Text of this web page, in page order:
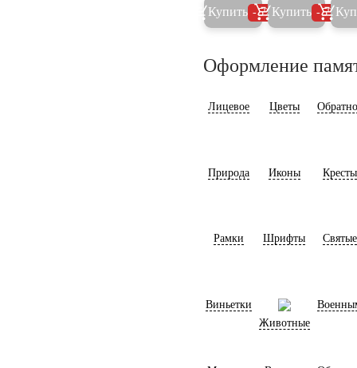
Купить 5%Купить 5%
Оформление
Лицевое Цветы
Природа Иконы Кресты
Рамки Шрифты Святые
Виньетки
Животные